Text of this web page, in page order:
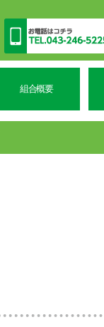
組合概要